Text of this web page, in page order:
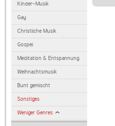
Kinder-Musik
Gay
Christliche Musik
Gospel
Meditation & Entspannung
Weihnachtsmusik
Bunt gemischt
Sonstiges
Weniger Genres